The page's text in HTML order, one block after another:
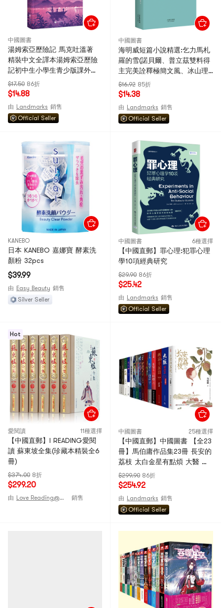
中國圖書
湯姆索亞歷險記 馬克吐溫著
精裝中文全譯本湯姆索亞歷險
記初中生小學生青少版課外讀
物世界名著書籍 暢銷書排行榜
版課外讀物世界名著書籍暢銷
$17.50 86折
$14.88
由 Landmarks 銷售
Official Seller
中國圖書
海明威短篇小說精選:乞力馬札
羅的雪(諾貝爾、普立茲雙料得
主完美詮釋極簡文風、冰山理
論)
$16.92 85折
$14.38
由 Landmarks 銷售
Official Seller
KANEBO
日本 KANEBO 嘉娜寶 酵素洗
顏粉 32pcs
$39.99
由 Easy Beauty 銷售
Silver Seller
中國圖書 6種選擇
【中國直郵】罪心理:犯罪心理
學10項經典研究
$29.90 86折
$25.42
由 Landmarks 銷售
Official Seller
Hot
愛閱讀 11種選擇
【中國直郵】I READING愛閱
讀 蘇東坡全集(珍藏本精裝全6
冊)
$374.00 8折
$299.20
由 Love Reading@CHINA 銷售
中國圖書 25種選擇
【中國直郵】中國圖書 【全23
冊】馬伯庸作品集23冊 長安的
荔枝 太白金星有點煩 大醫 兩
京十五日 長安十二時辰 顯微鏡
下的大明 古董局中局 歷史小說
$299.90 86折
$254.92
由 Landmarks 銷售
Official Seller